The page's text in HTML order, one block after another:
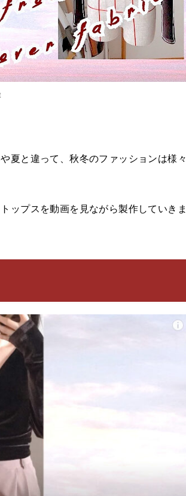
夏と違って、秋冬のファッションは様々
ップスを動画を見ながら製作していきま